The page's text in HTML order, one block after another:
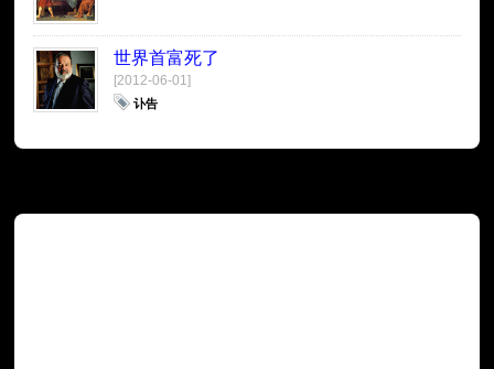
世界首富死了
[2012-06-01]
讣告